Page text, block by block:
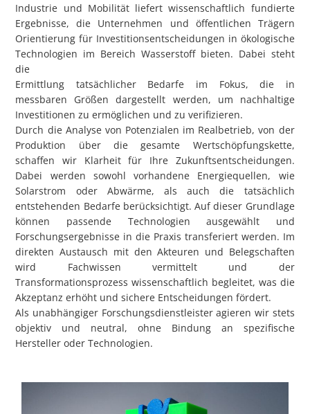
Industrie und Mobilität liefert wissenschaftlich fundierte
Ergebnisse, die Unternehmen und öffentlichen Trägern
Orientierung für Investitionsentscheidungen in ökologische
Technologien im Bereich Wasserstoff bieten. Dabei steht
die
Ermittlung tatsächlicher Bedarfe im Fokus, die in
messbaren Größen dargestellt werden, um nachhaltige
Investitionen zu ermöglichen und zu verifizieren.
Durch die Analyse von Potenzialen im Realbetrieb, von der
Produktion über die gesamte Wertschöpfungskette,
schaffen wir Klarheit für Ihre Zukunftsentscheidungen.
Dabei werden sowohl vorhandene Energiequellen, wie
Solarstrom oder Abwärme, als auch die tatsächlich
entstehenden Bedarfe berücksichtigt. Auf dieser Grundlage
können passende Technologien ausgewählt und
Forschungsergebnisse in die Praxis transferiert werden. Im
direkten Austausch mit den Akteuren und Belegschaften
wird Fachwissen vermittelt und der
Transformationsprozess wissenschaftlich begleitet, was die
Akzeptanz erhöht und sichere Entscheidungen fördert.
Als unabhängiger Forschungsdienstleister agieren wir stets
objektiv und neutral, ohne Bindung an spezifische
Hersteller oder Technologien.